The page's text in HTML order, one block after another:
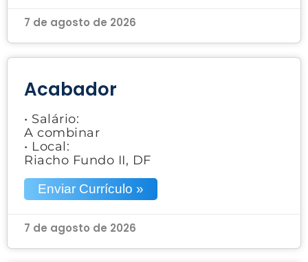
7 de agosto de 2026
Acabador
• Salário:
A combinar
• Local:
Riacho Fundo II, DF
Enviar Currículo »
7 de agosto de 2026